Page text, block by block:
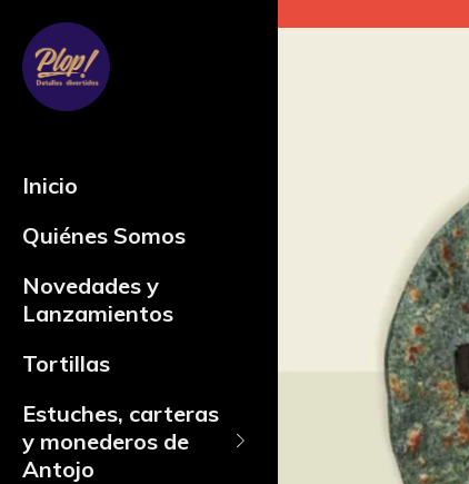
Inicio
Quiénes Somos
Novedades y
Lanzamientos
Tortillas
Estuches, carteras
y monederos de
Antojo